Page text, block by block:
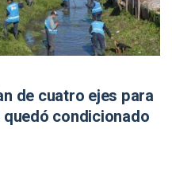
de cuatro ejes para
condicionado